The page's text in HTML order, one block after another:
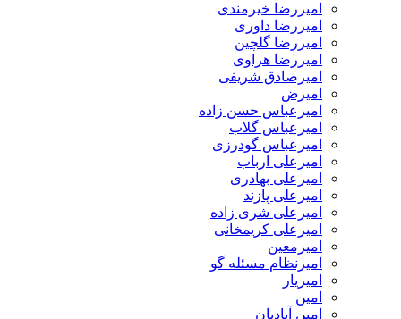
امیررضا خیرمندی
امیررضا داوری
امیررضا گلچین
امیررضا هراوی
امیرصادق شریفی
امیرض
امیرعباس حسن زاده
امیرعباس گلاب
امیرعباس گودرزی
امیرعلی ارباب
امیرعلی بهادری
امیرعلی پازند
امیرعلی شری زاده
امیرعلی کریمخانی
امیرمعین
امیرنظام مسئله گو
امیریار
امین
امین آبادیان